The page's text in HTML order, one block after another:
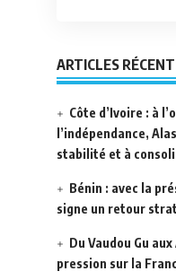
ARTICLES
Côte d’Ivoire : à
l’indépendance,
stabilité et à
Bénin : avec la
signe un retour
Du Vaudou Gu
pression sur la